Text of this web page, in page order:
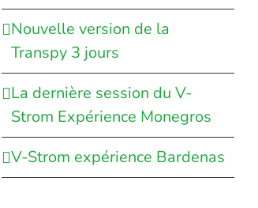
Nouvelle version de la
Transpy 3 jours
La dernière session du V-
Strom Expérience Monegros
V-Strom expérience Bardenas